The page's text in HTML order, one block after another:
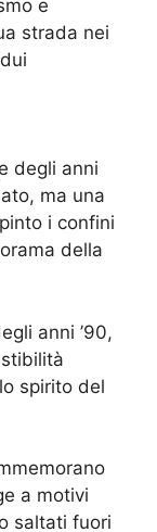
e
strada nei
degli anni
ma una
i confini
della
anni ’90,
spirito del
a motivi
saltati fuori